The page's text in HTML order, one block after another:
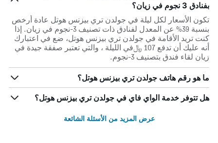
بفنادق 3 نجوم في زيان؟
تكون الأسعار لكل ليلة في جولدن تري بيزنس هوتل عادة أرخص
بنسبة 39% عن المعدل لفنادق ذات تصنيف 3-نجوم في زيان. إذا
كنت تريد الأقامة في جولدن تري بيزنس هوتل، ضع في اعتبارك
أنه عليك أن تدفع 107 ﷼في الليلة ، والتي تعتبر صفقة جيدة في
زيان لقاء فندق بتصنيف 3-نجوم.
ما هو رقم هاتف جولدن تري بيزنس هوتل؟
هل تتوفر خدمة الواي فاي في جولدن تري بيزنس هوتل؟
عرض المزيد من الأسئلة الشائعة